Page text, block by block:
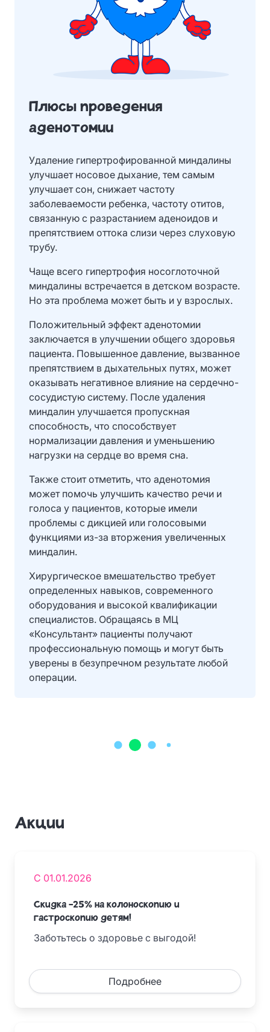
Плюсы проведения
аденотомии
Удаление гипертрофированной миндалины
улучшает носовое дыхание, тем самым
улучшает сон, снижает частоту
заболеваемости ребенка, частоту отитов,
связанную с разрастанием аденоидов и
препятствием оттока слизи через слуховую
трубу.
Чаще всего гипертрофия носоглоточной
миндалины встречается в детском возрасте.
Но эта проблема может быть и у взрослых.
Положительный эффект аденотомии
заключается в улучшении общего здоровья
пациента. Повышенное давление, вызванное
препятствием в дыхательных путях, может
оказывать негативное влияние на сердечно-
сосудистую систему. После удаления
миндалин улучшается пропускная
способность, что способствует
нормализации давления и уменьшению
нагрузки на сердце во время сна.
Также стоит отметить, что аденотомия
может помочь улучшить качество речи и
голоса у пациентов, которые имели
проблемы с дикцией или голосовыми
функциями из-за вторжения увеличенных
миндалин.
Хирургическое вмешательство требует
определенных навыков, современного
оборудования и высокой квалификации
специалистов. Обращаясь в МЦ
«Консультант» пациенты получают
профессиональную помощь и могут быть
уверены в безупречном результате любой
операции.
Акции
С 01.01.2026
Скидка -25% на колоноскопию и
гастроскопию детям!
Заботьтесь о здоровье с выгодой!
Подробнее